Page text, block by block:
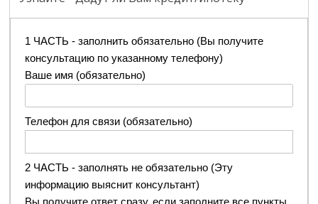
1 ЧАСТЬ - заполнить обязательно (Вы получите
консультацию по указанному телефону)
Ваше имя (обязательно)
Телефон для связи (обязательно)
2 ЧАСТЬ - заполнять не обязательно (Эту
информацию выяснит консультант)
Вы получите ответ сразу, если заполните все пункты